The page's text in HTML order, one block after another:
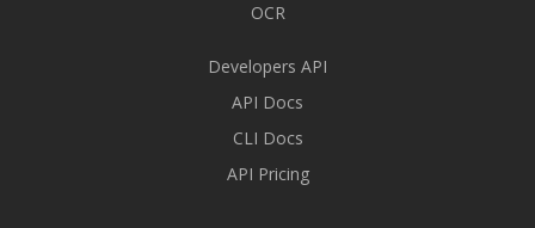
OCR
Developers API
API Docs
CLI Docs
API Pricing